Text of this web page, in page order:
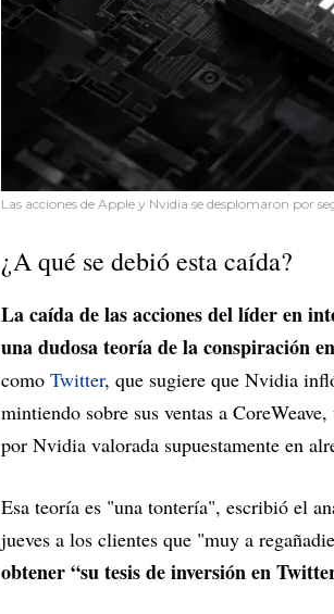
Las acciones de Apple y Nvidia se desplomaron por
¿A qué se debió esta caída?
La caída de las acciones del líder en
una dudosa teoría de la conspiración en
como Twitter, que sugiere que Nvidia
mintiendo sobre sus ventas a
por Nvidia valorada supuestamente en
Esa teoría es "una tontería", escribió el
jueves a los clientes que "muy a
obtener “su tesis de inversión en